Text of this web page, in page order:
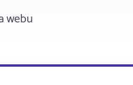
webu